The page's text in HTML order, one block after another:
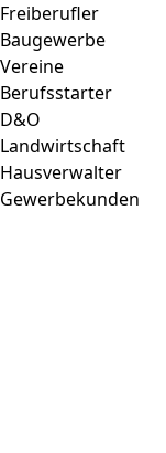
Freiberufler
Baugewerbe
Vereine
Berufsstarter
D&O
Landwirtschaft
Hausverwalter
Gewerbekunden